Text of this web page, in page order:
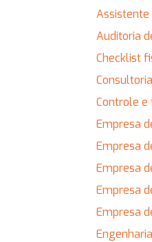
Auditoria
Checklist
Controle
Empresa
Empresa
Empresa
Empresa
Empresa